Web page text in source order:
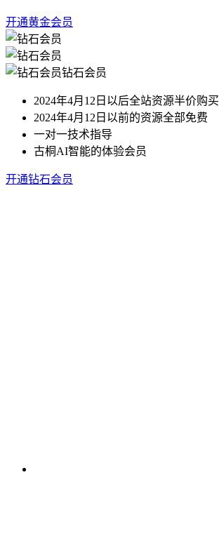
开通黄金会员
钻石会员
2024年4月12日以后全站资源半价购买
2024年4月12日以前的资源全部免费
一对一技术指导
古桐AI智能的体验会员
开通钻石会员